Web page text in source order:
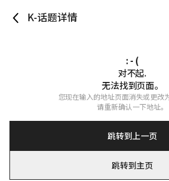
K-话题详情
: - (
对不起.
无法找到页面。
您现在输入的地址页面消失或更改
请重新确认一下地址。
跳转到上一页
跳转到主页